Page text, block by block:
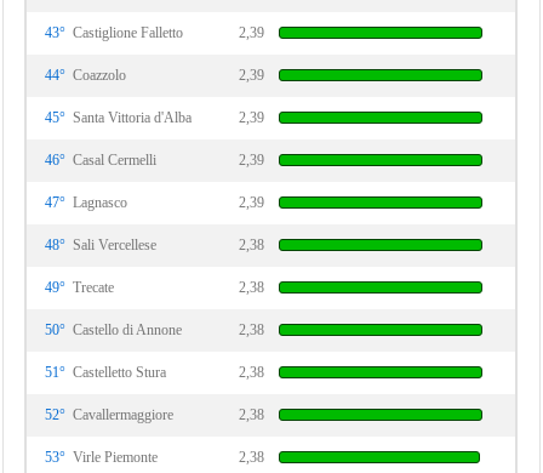
43° Castiglione Falletto 2,39
44° Coazzolo 2,39
45° Santa Vittoria d'Alba 2,39
46° Casal Cermelli 2,39
47° Lagnasco 2,39
48° Sali Vercellese 2,38
49° Trecate 2,38
50° Castello di Annone 2,38
51° Castelletto Stura 2,38
52° Cavallermaggiore 2,38
53° Virle Piemonte 2,38